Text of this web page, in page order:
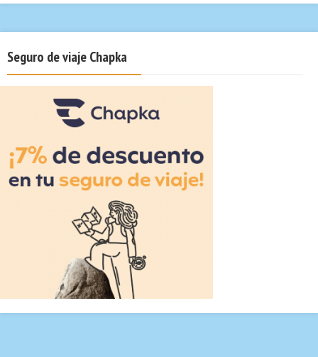
Seguro de viaje Chapka